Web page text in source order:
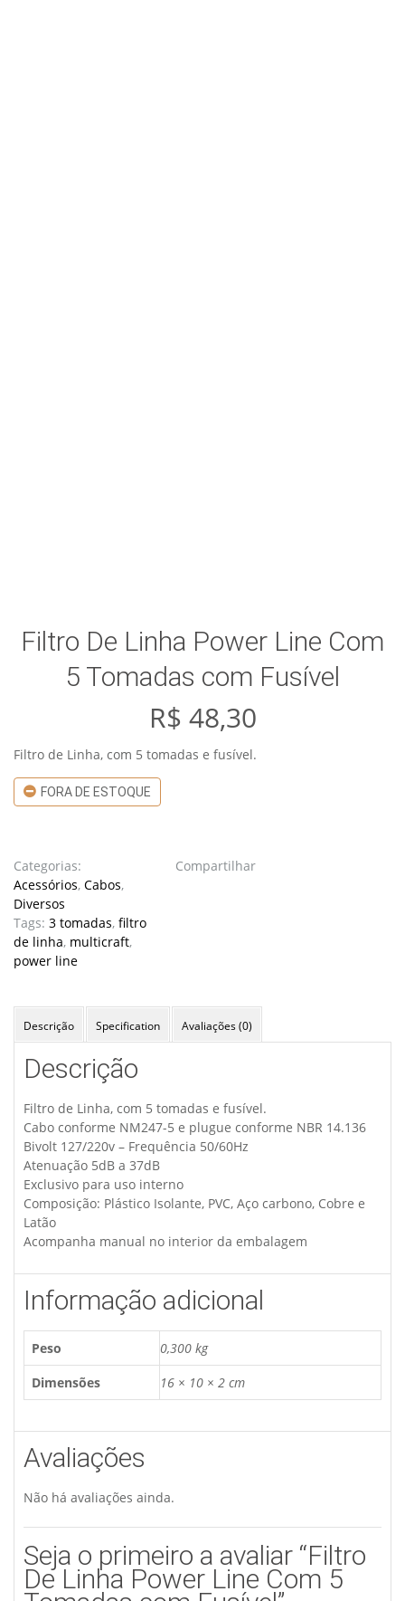
Filtro De Linha Power Line Com
5 Tomadas com Fusível
R$ 48,30
Filtro de Linha, com 5 tomadas e fusível.
FORA DE ESTOQUE
Categorias:
Acessórios, Cabos,
Diversos
Tags: 3 tomadas, filtro
de linha, multicraft,
power line
Compartilhar
Descrição Specification Avaliações (0)
Descrição
Filtro de Linha, com 5 tomadas e fusível.
Cabo conforme NM247-5 e plugue conforme NBR 14.136
Bivolt 127/220v – Frequência 50/60Hz
Atenuação 5dB a 37dB
Exclusivo para uso interno
Composição: Plástico Isolante, PVC, Aço carbono, Cobre e
Latão
Acompanha manual no interior da embalagem
Informação adicional
Peso
0,300 kg
Dimensões
16 × 10 × 2 cm
Avaliações
Não há avaliações ainda.
Seja o primeiro a avaliar “Filtro
De Linha Power Line Com 5